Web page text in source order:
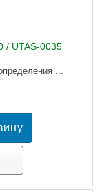
/ UTAS-0035
...